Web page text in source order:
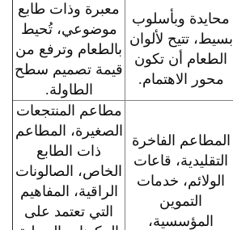
محايدة وبأسلوب
بسيط، تتيح لألوان
الطعام أن تكون
محور الاهتمام.
معبرة وذات طابع
موضوعي، تُحيط
بالطعام وترفع من
قيمة تصميم سطح
الطاولة.
المطاعم الفاخرة
التقليدية، قاعات
الولائم، خدمات
التموين
المؤسسية،
مطاعم المنتجعات
الصغيرة، المطاعم
ذات الطابع
الخاص، الصالونات
الراقية، المفاهيم
التي تعتمد على